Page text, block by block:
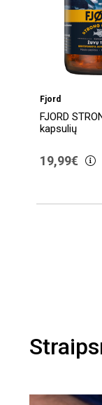
Fjord
FJORD
kapsulių
19,99€